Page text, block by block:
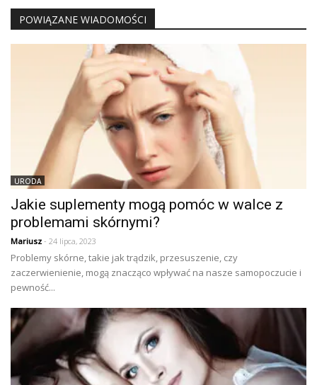
POWIĄZANE WIADOMOŚCI
URODA
Jakie suplementy mogą pomóc w walce z
problemami skórnymi?
Mariusz - 24 lipca, 2023
Problemy skórne, takie jak trądzik, przesuszenie, czy
zaczerwienienie, mogą znacząco wpływać na nasze samopoczucie i
pewność...